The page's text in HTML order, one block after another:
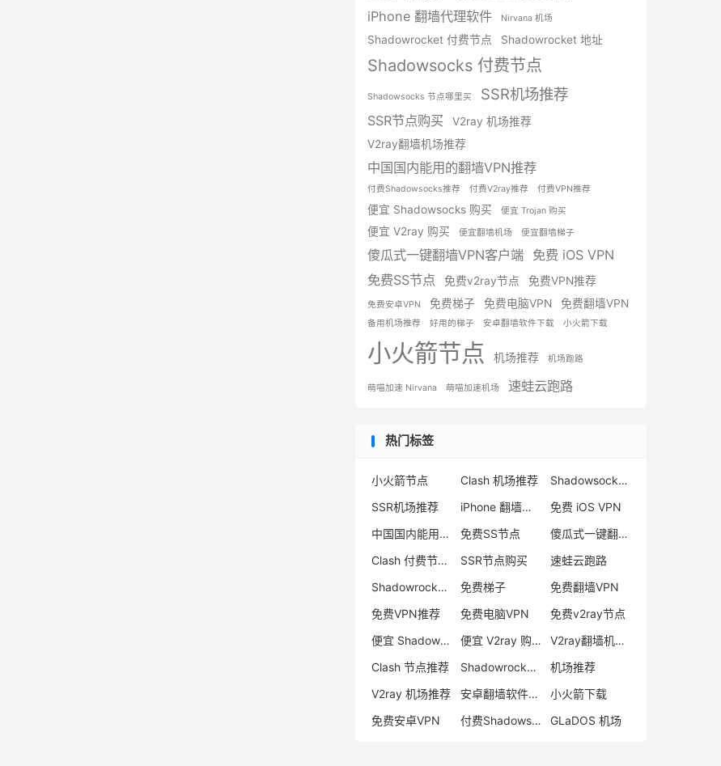
iPhone 翻墙代理软件 Nirvana 机场
Shadowrocket 付费节点 Shadowrocket 地址
Shadowsocks 付费节点
Shadowsocks 节点哪里买 SSR机场推荐
SSR节点购买
V2ray 机场推荐
V2ray翻墙机场推荐
中国国内能用的翻墙VPN推荐
付费Shadowsocks推荐 付费V2ray推荐 付费VPN推荐
便宜 Shadowsocks 购买 便宜 Trojan 购买
便宜 V2ray 购买 便宜翻墙机场 便宜翻墙梯子
傻瓜式一键翻墙VPN客户端 免费 iOS VPN
免费SS节点
免费v2ray节点 免费VPN推荐
免费安卓VPN 免费梯子 免费电脑VPN 免费翻墙VPN
备用机场推荐 好用的梯子 安卓翻墙软件下载 小火箭下载
小火箭节点 机场推荐 机场跑路
萌喵加速 Nirvana 萌喵加速机场 速蛙云跑路
热门标签
小火箭节点 Clash 机场推荐
Shadowsocks 付费节点
SSR机场推荐
iPhone 翻墙代理软件
免费 iOS VPN
中国国内能用的翻墙VPN推荐
免费SS节点
傻瓜式一键翻墙VPN客户端
Clash 付费节点购买
SSR节点购买
速蛙云跑路
Shadowrocket 地址
免费梯子
免费翻墙VPN
免费VPN推荐
免费电脑VPN
免费v2ray节点
便宜 Shadowsocks 购买
便宜 V2ray 购买
V2ray翻墙机场推荐
Clash 节点推荐
Shadowrocket 付费节点
机场推荐
V2ray 机场推荐
安卓翻墙软件下载
小火箭下载
免费安卓VPN
付费Shadowsocks推荐 GLaDOS 机场